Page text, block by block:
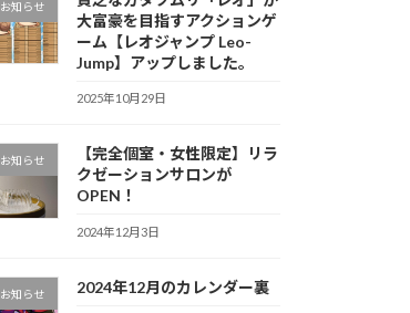
お知らせ
大富豪を目指すアクションゲ
ーム【レオジャンプ Leo-
Jump】アップしました。
2025年10月29日
お知らせ
【完全個室・女性限定】リラ
クゼーションサロンが
OPEN！
2024年12月3日
お知らせ 2024年12月のカレンダー裏